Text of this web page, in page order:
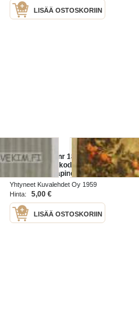
LISÄÄ OSTOSKORIIN
Kotiliesi 1959 nr 18, Nissilän talo
Mouhijärvellä, kodin
sähkötalousaapinen, tämän päivän
Kainuuta, kodin
sähkötalousaapinen
Yhtyneet Kuvalehdet Oy 1959
Hinta:
5,00 €
LISÄÄ OSTOSKORIIN